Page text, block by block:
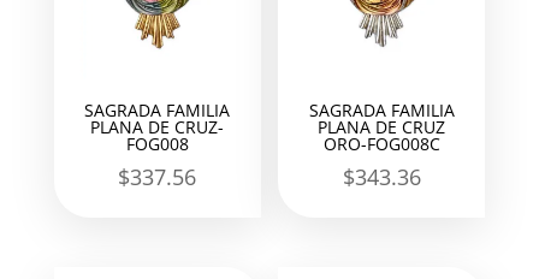
SAGRADA FAMILIA
PLANA DE CRUZ-
FOG008
$337.56
SAGRADA FAMILIA
PLANA DE CRUZ
ORO-FOG008C
$343.36